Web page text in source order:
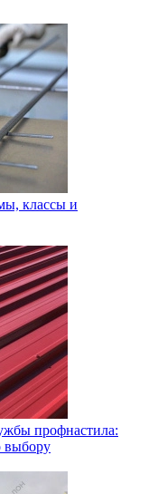
классы и
профнастила:
выбору